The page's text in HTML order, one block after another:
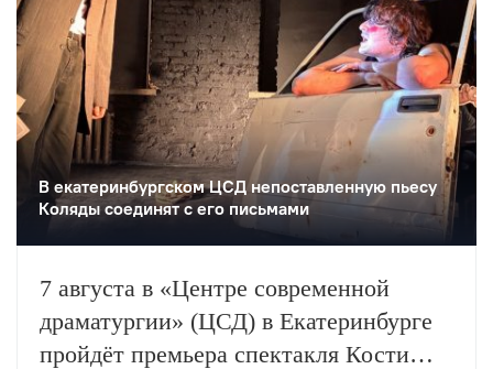
В екатеринбургском ЦСД непоставленную пьесу
Коляды соединят с его письмами
7 августа в «Центре современной
драматургии» (ЦСД) в Екатеринбурге
пройдёт премьера спектакля Кости